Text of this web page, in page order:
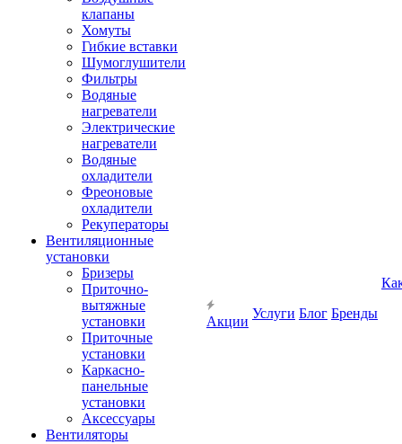
клапаны
Хомуты
Гибкие вставки
Шумоглушители
Фильтры
Водяные
нагреватели
Электрические
нагреватели
Водяные
охладители
Фреоновые
охладители
Рекуператоры
Вентиляционные
установки
Бризеры
Приточно-
вытяжные
установки
Приточные
установки
Каркасно-
панельные
установки
Аксессуары
Вентиляторы
Акции
Услуги Блог Бренды